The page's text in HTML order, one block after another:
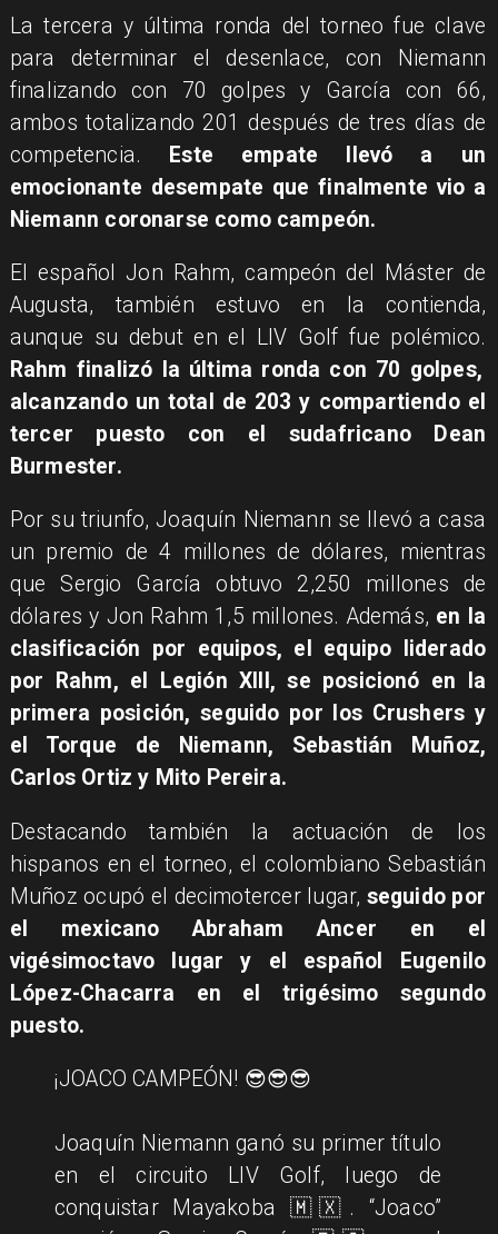
​La tercera y última ronda del torneo fue clave
para determinar el desenlace, con Niemann
finalizando con 70 golpes y García con 66,
ambos totalizando 201 después de tres días de
competencia.
Este empate llevó a un
emocionante desempate que finalmente vio a
Niemann coronarse como campeón.
El español Jon Rahm, campeón del Máster de
Augusta, también estuvo en la contienda,
aunque su debut en el LIV Golf fue polémico.
Rahm finalizó la última ronda con 70 golpes,
alcanzando un total de 203 y compartiendo el
tercer puesto con el sudafricano Dean
Burmester.
​Por su triunfo, Joaquín Niemann se llevó a casa
un premio de 4 millones de dólares, mientras
que Sergio García obtuvo 2,250 millones de
dólares y Jon Rahm 1,5 millones. Además, en la
clasificación por equipos, el equipo liderado
por Rahm, el Legión XIII, se posicionó en la
primera posición, seguido por los Crushers y
el Torque de Niemann, Sebastián Muñoz,
Carlos Ortiz y Mito Pereira.
​Destacando también la actuación de los
hispanos en el torneo, el colombiano Sebastián
Muñoz ocupó el decimotercer lugar, seguido por
el mexicano Abraham Ancer en el
vigésimoctavo lugar y el español Eugenilo
López-Chacarra en el trigésimo segundo
puesto.
¡JOACO CAMPEÓN! 😎😎😎
Joaquín Niemann ganó su primer título
en el circuito LIV Golf, luego de
conquistar Mayakoba 🇲🇽. “Joaco”